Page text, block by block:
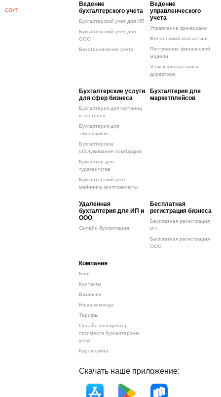
СОУТ
Ведение
бухгалтерского учета
Бухгалтерский учет для ИП
Бухгалтерский учет для
ООО
Восстановление учета
Ведение
управленческого
учета
Управление финансами
Финансовый консалтинг
Построение финансовой
модели
Услуги финансового
директора
Бухгалтерские услуги
для сфер бизнеса
Бухгалтерия для гостиниц
и хостелов
Бухгалтерия для
таксопарков
Бухгалтерское
обслуживание ломбардов
Бухгалтер для
турагентства
Бухгалтерский учет
майнинга криптовалюты
Бухгалтерия для
маркетплейсов
Удаленная
бухгалтерия для ИП и
ООО
Онлайн бухгалтерия
Бесплатная
регистрация бизнеса
Бесплатная регистрация
ИП
Бесплатная регистрация
ООО
Компания
Блог
Контакты
Вакансии
Наша команда
Тарифы
Онлайн-калькулятор
стоимости бухгалтерских
услуг
Карта сайта
Скачать наше приложение: